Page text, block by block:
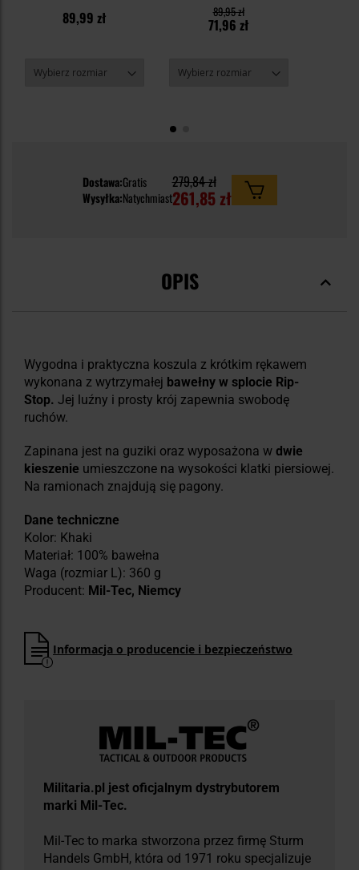
89,99 zł 71,96 zł
89,95 zł
Dostawa:Gratis
Wysyłka:Natychmiast
279,84 zł
261,85 zł
OPIS
Wygodna i praktyczna koszula z krótkim rękawem
wykonana z wytrzymałej bawełny w splocie Rip-
Stop. Jej luźny i prosty krój zapewnia swobodę
ruchów.
Zapinana jest na guziki oraz wyposażona w dwie
kieszenie umieszczone na wysokości klatki piersiowej.
Na ramionach znajdują się pagony.
Dane techniczne
Kolor: Khaki
Materiał: 100% bawełna
Waga (rozmiar L): 360 g
Producent: Mil-Tec, Niemcy
Informacja o producencie i bezpieczeństwo
Militaria.pl jest oficjalnym dystrybutorem
marki Mil-Tec.
Mil-Tec to marka stworzona przez firmę Sturm
Handels GmbH, która od 1971 roku specjalizuje